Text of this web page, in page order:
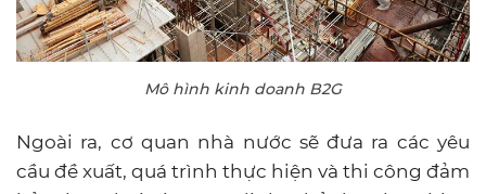
Mô hình kinh doanh B2G
Ngoài ra, cơ quan nhà nước sẽ đưa ra các yêu
cầu đề xuất, quá trình thực hiện và thi công đảm